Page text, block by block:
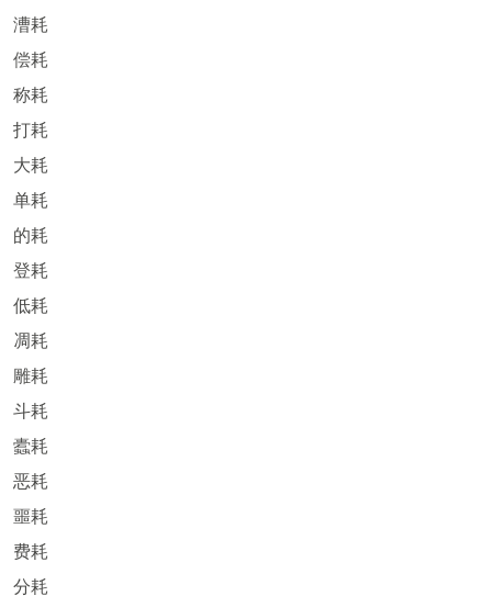
漕耗
偿耗
称耗
打耗
大耗
单耗
的耗
登耗
低耗
凋耗
雕耗
斗耗
蠹耗
恶耗
噩耗
费耗
分耗